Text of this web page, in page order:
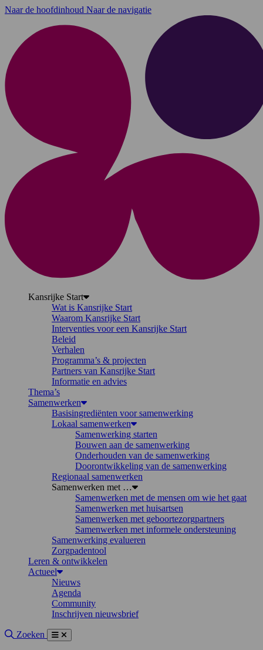
Naar de hoofdinhoud Naar de navigatie
Kansrijke Start
Wat is Kansrijke Start
Waarom Kansrijke Start
Interventies voor een Kansrijke Start
Beleid
Verhalen
Programma’s & projecten
Partners van Kansrijke Start
Informatie en advies
Thema’s
Samenwerken
Basisingrediënten voor samenwerking
Lokaal samenwerken
Samenwerking starten
Bouwen aan de samenwerking
Onderhouden van de samenwerking
Doorontwikkeling van de samenwerking
Regionaal samenwerken
Samenwerken met …
Samenwerken met de mensen om wie het gaat
Samenwerken met huisartsen
Samenwerken met geboortezorgpartners
Samenwerken met informele ondersteuning
Samenwerking evalueren
Zorgpadentool
Leren & ontwikkelen
Actueel
Nieuws
Agenda
Community
Inschrijven nieuwsbrief
Site doorzoeken
Zoeken
Menu
Sluiten